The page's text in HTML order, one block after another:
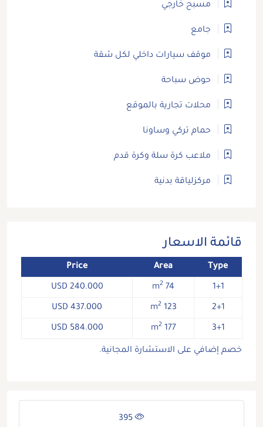
مسبح خارجي
جامع
موقف سيارات داخلي لكل شقة
حوض سباحة
محلات تجارية بالموقع
حمام تركي وساونا
ملاعب كرة سلة وكرة قدم
مركزلياقة بدنية
قائمة الاسعار
Type
Area
Price
1+1
74 m
2
240.000 USD
2+1
123 m
2
437.000 USD
3+1
177 m
2
584.000 USD
خصم إضافي على الاستشارة المجانية.
395